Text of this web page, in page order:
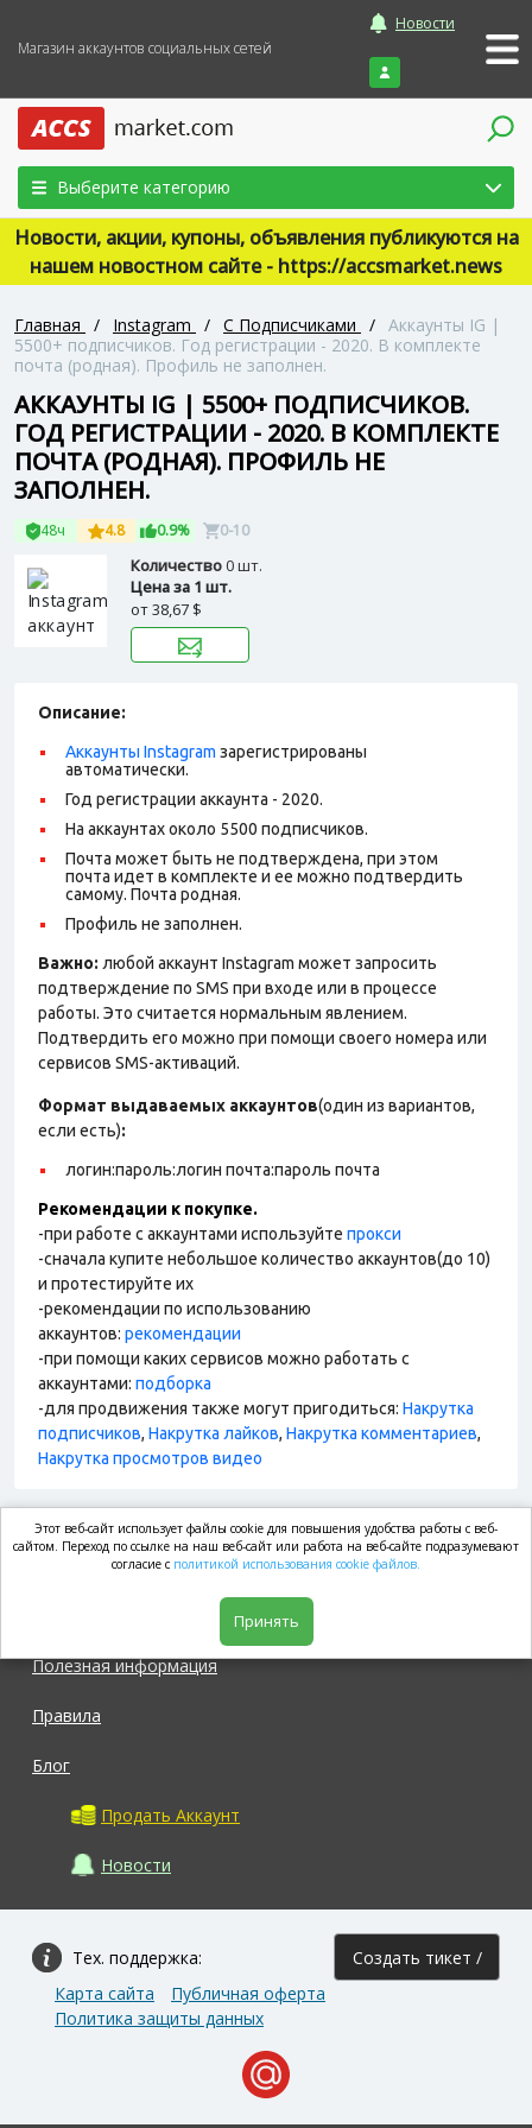
Магазин аккаунтов социальных сетей
Новости
Войти
Выберите категорию
Новости, акции, купоны, объявления публикуются на
нашем новостном сайте - https://accsmarket.news
Главная / Instagram / С Подписчиками / Аккаунты IG |
5500+ подписчиков. Год регистрации - 2020. В комплекте
почта (родная). Профиль не заполнен.
АККАУНТЫ IG | 5500+ ПОДПИСЧИКОВ.
ГОД РЕГИСТРАЦИИ - 2020. В КОМПЛЕКТЕ
ПОЧТА (РОДНАЯ). ПРОФИЛЬ НЕ
ЗАПОЛНЕН.
48ч 4.8 0.9% 0-10
Количество0 шт.
Цена за 1 шт.
от38,67 $
Описание:
Аккаунты Instagram зарегистрированы
автоматически.
Год регистрации аккаунта - 2020.
На аккаунтах около 5500 подписчиков.
Почта может быть не подтверждена, при этом
почта идет в комплекте и ее можно подтвердить
самому. Почта родная.
Профиль не заполнен.
Важно: любой аккаунт Instagram может запросить
подтверждение по SMS при входе или в процессе
работы. Это считается нормальным явлением.
Подтвердить его можно при помощи своего номера или
сервисов SMS-активаций.
Формат выдаваемых аккаунтов(один из вариантов,
если есть):
логин:пароль:логин почта:пароль почта
Рекомендации к покупке.
-при работе с аккаунтами используйте прокси
-сначала купите небольшое количество аккаунтов(до 10)
и протестируйте их
-рекомендации по использованию
аккаунтов: рекомендации
-при помощи каких сервисов можно работать с
аккаунтами: подборка
-для продвижения также могут пригодиться: Накрутка
подписчиков, Накрутка лайков, Накрутка комментариев,
Накрутка просмотров видео
market.com
Полезная информация
Правила
Блог
Продать Аккаунт
Новости
Тех. поддержка: Создать тикет /
Карта сайта
Публичная оферта
Политика защиты данных
Этот веб-сайт использует файлы cookie для повышения удобства работы с веб-
сайтом. Переход по ссылке на наш веб-сайт или работа на веб-сайте подразумевают
согласие с политикой использования cookie файлов.
Принять